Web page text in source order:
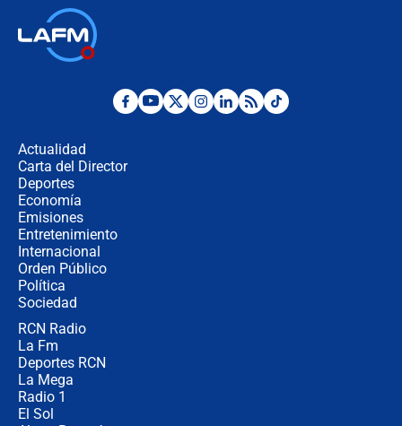
"No hubo fraude ni posibilidad de
Actualidad
Carta del Director
Deportes
Economía
Emisiones
Entretenimiento
Internacional
Orden Público
Política
Sociedad
RCN Radio
La Fm
Deportes RCN
La Mega
Radio 1
El Sol